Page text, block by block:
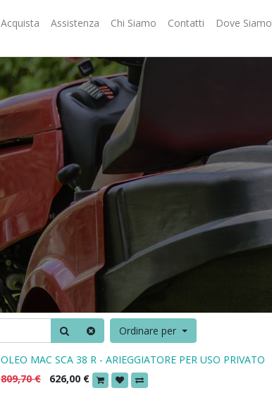
Acquista Assistenza Chi Siamo Contatti Dove Siamo
Ordinare per
OLEO MAC SCA 38 R - ARIEGGIATORE PER USO PRIVATO
809,70€ 626,00 €